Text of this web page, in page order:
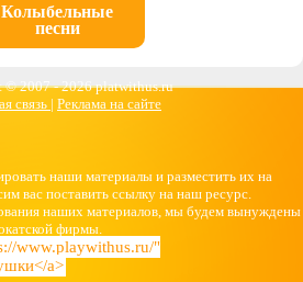
Колыбельные
песни
© 2007 -2026 platwithus.ru
связь | Реклама на сайте
наши материалы и разместить их на
вас поставить ссылку на наш ресурс.
наших материалов, мы будем вынуждены
фирмы.
www.playwithus.ru/"
a>